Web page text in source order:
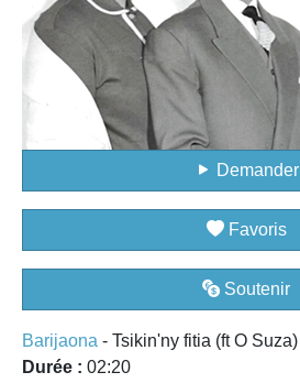
Demander
Favoris
Soutenir
Barijaona - Tsikin'ny fitia (ft O Suza)
Durée : 02:20